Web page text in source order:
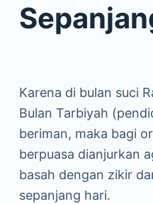
Karena di bulan suci
Bulan Tarbiyah
beriman, maka bagi
berpuasa dianjurkan
basah dengan zikir
sepanjang hari.